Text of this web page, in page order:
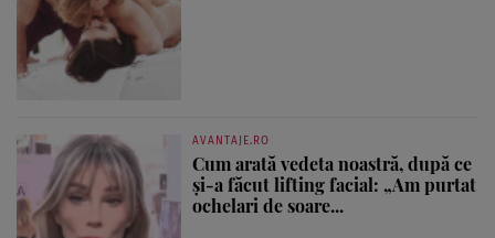
AVANTAJE.RO
Cum arată vedeta noastră, după ce
și-a făcut lifting facial: „Am purtat
ochelari de soare...